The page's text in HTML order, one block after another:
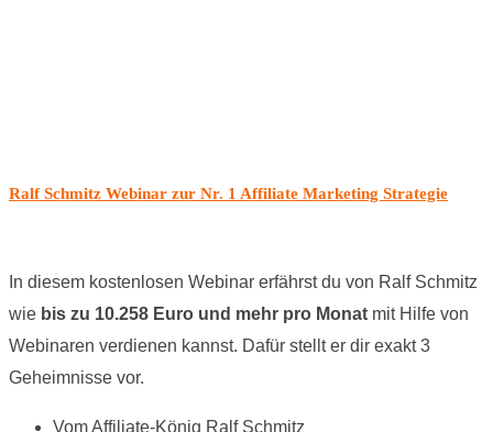
Ralf Schmitz Webinar zur Nr. 1 Affiliate Marketing Strategie
In diesem kostenlosen Webinar erfährst du von Ralf Schmitz
wie bis zu 10.258 Euro und mehr pro Monat mit Hilfe von
Webinaren verdienen kannst. Dafür stellt er dir exakt 3
Geheimnisse vor.
Vom Affiliate-König Ralf Schmitz